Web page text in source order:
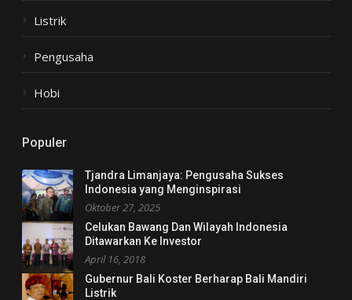
Listrik
Pengusaha
Hobi
Populer
Tjandra Limanjaya: Pengusaha Sukses
Indonesia yang Menginspirasi
Oktober 27, 2025
Celukan Bawang Dan Wilayah Indonesia
Ditawarkan Ke Investor
April 16, 2018
Gubernur Bali Koster Berharap Bali Mandiri
Listrik